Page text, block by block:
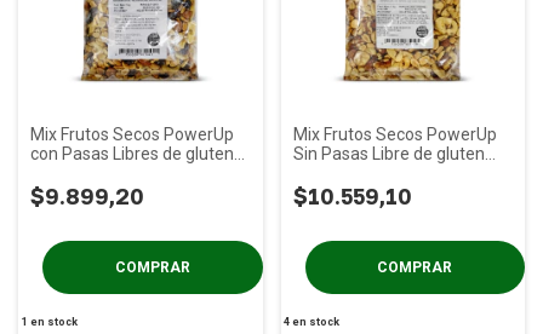
Mix Frutos Secos PowerUp
con Pasas Libres de gluten
$9.899,20
1 en stock
Mix Frutos Secos PowerUp
Sin Pasas Libre de gluten
$10.559,10
4 en stock